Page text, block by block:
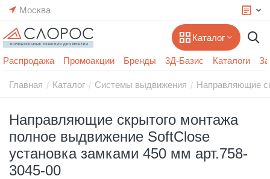
Москва
Каталог
Распродажа Промоакции Бренды 3Д-Базис Каталоги
Главная / Каталог / Системы выдвижения / Направляющие
Направляющие скрытого монтажа
полное выдвижение SoftClose
установка замками 450 мм арт.758-
3045-00